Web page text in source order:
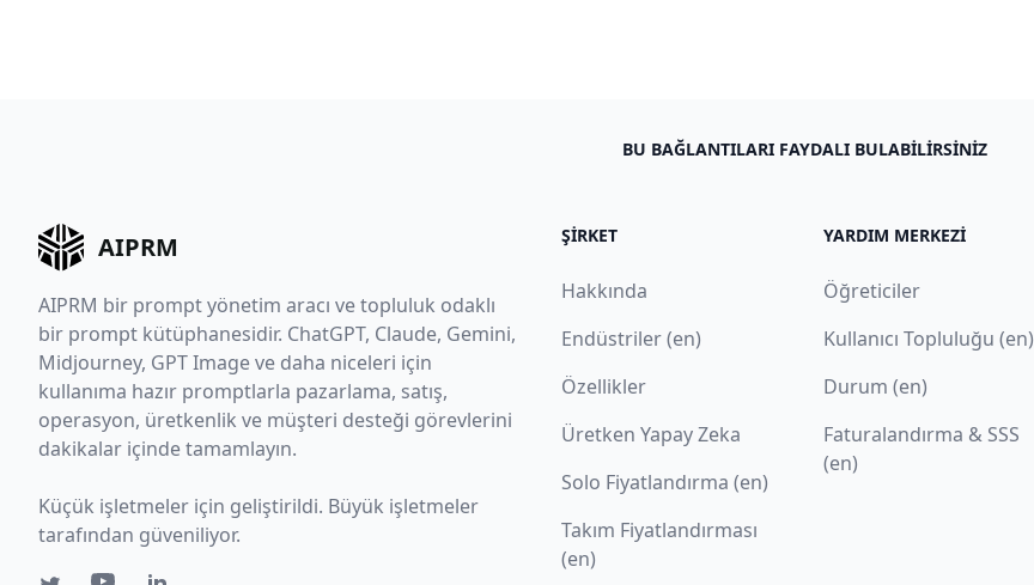
BU BAĞLANTILARI FAYDALI BULABILIRSINIZ
AIPRM
AIPRM bir prompt yönetim aracı ve topluluk odaklı
bir prompt kütüphanesidir. ChatGPT, Claude, Gemini,
Midjourney, GPT Image ve daha niceleri için
kullanıma hazır promptlarla pazarlama, satış,
operasyon, üretkenlik ve müşteri desteği görevlerini
dakikalar içinde tamamlayın.
Küçük işletmeler için geliştirildi. Büyük işletmeler
tarafından güveniliyor.
ŞIRKET
Hakkında
Endüstriler (en)
Özellikler
Üretken Yapay Zeka
Solo Fiyatlandırma (en)
Takım Fiyatlandırması
(en)
YARDIM MERKEZI
Öğreticiler
Kullanıcı Topluluğu (en)
Durum (en)
Faturalandırma & SSS
(en)